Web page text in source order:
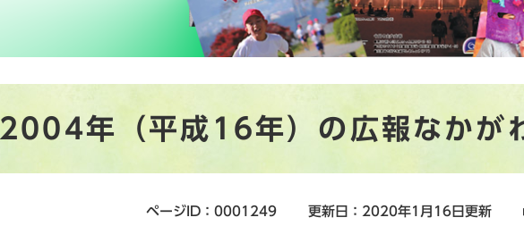
2004年（平成16年）の広報なかが
ページID：0001249 更新日：2020年1月16日更新